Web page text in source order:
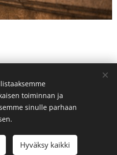
Kaikki oikeudet pidätetään
Evästeet
toiminnan ja
sinulle parhaan
Hyväksy kaikki